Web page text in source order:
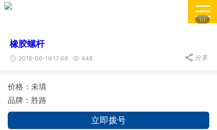
1/1
橡胶螺杆
2018-06-19 17:09 448 分享
价格：未填
品牌：胜路
立即拨号